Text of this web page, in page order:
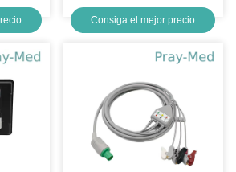
Consiga el mejor precio